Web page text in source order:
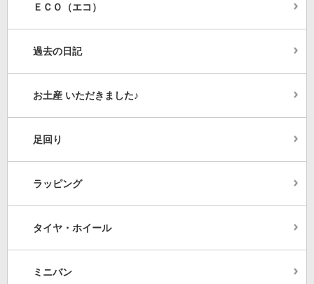
ＥＣＯ（エコ）
過去の日記
お土産 いただきました♪
足回り
ラッピング
タイヤ・ホイール
ミニバン